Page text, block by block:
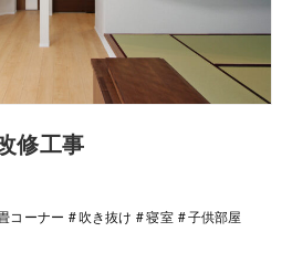
修工事
コーナー 吹き抜け 寝室 子供部屋